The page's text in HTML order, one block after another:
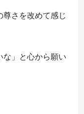
尊さを改めて感じ
な」と心から願い